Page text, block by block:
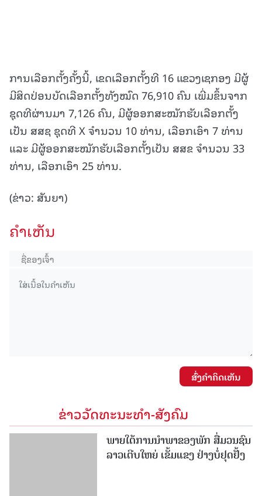
ການເລືອກຕັ້ງຄັ້ງນີ້, ເຂດເລືອກຕັ້ງທີ 16 ແຂວງເຊກອງ ມີຜູ້
ມີສິດປ່ອນບັດເລືອກຕັ້ງທັງໝົດ 76,910 ຄົນ ເພີ່ມຂຶ້ນຈາກ
ຊຸດທີຜ່ານມາ 7,126 ຄົນ, ມີຜູ້ອອກສະໝັກຮັບເລືອກຕັ້ງ
ເປັນ ສສຊ ຊຸດທີ X ຈໍານວນ 10 ທ່ານ, ເລືອກເອົາ 7 ທ່ານ
ແລະ ມີຜູ້ອອກສະໝັກຮັບເລືອກຕັ້ງເປັນ ສສຂ ຈໍານວນ 33
ທ່ານ, ເລືອກເອົາ 25 ທ່ານ.
(ຂ່າວ: ສັນຍາ)
ຄໍາເຫັນ
ສົ່ງຄໍາຄິດເຫັນ
ຂ່າວວັດທະນະທຳ-ສັງຄົມ
ພາຍໃຕ້ການນໍາພາຂອງພັກ ສື່ມວນຊົນ
ລາວເຕີບໃຫຍ່ ເຂັ້ມແຂງ ຢ່າງບໍ່ຢຸດຢັ້ງ